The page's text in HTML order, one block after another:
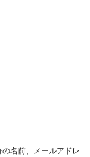
名前、メールアドレ